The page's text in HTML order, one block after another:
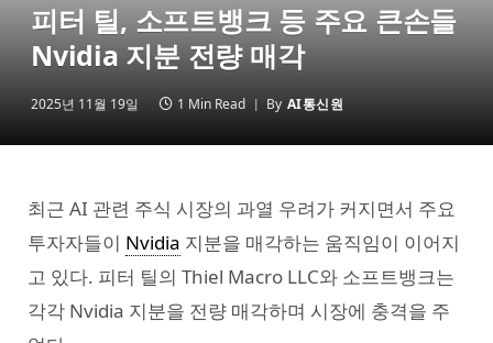
피터 틸, 소프트뱅크 등 주요 큰손들
Nvidia 지분 전량 매각
2025년 11월 19일 1 Min Read By AI통신원
최근 AI 관련 주식 시장의 과열 우려가 커지면서 주요
투자자들이 Nvidia 지분을 매각하는 움직임이 이어지
고 있다. 피터 틸의 Thiel Macro LLC와 소프트뱅크는
각각 Nvidia 지분을 전량 매각하며 시장에 충격을 주